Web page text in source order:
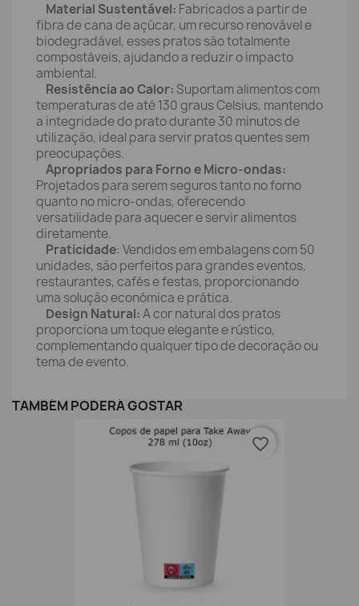
Material Sustentável: Fabricados a partir de
fibra de cana de açúcar, um recurso renovável e
biodegradável, esses pratos são totalmente
compostáveis, ajudando a reduzir o impacto
ambiental.
Resistência ao Calor: Suportam alimentos com
temperaturas de até 130 graus Celsius, mantendo
a integridade do prato durante 30 minutos de
utilização, ideal para servir pratos quentes sem
preocupações.
Apropriados para Forno e Micro-ondas:
Projetados para serem seguros tanto no forno
quanto no micro-ondas, oferecendo
versatilidade para aquecer e servir alimentos
diretamente.
Praticidade: Vendidos em embalagens com 50
unidades, são perfeitos para grandes eventos,
restaurantes, cafés e festas, proporcionando
uma solução económica e prática.
Design Natural:A cor natural dos pratos
proporciona um toque elegante e rústico,
complementando qualquer tipo de decoração ou
tema de evento.
TAMBÉM PODERÁ GOSTAR
favorite_border